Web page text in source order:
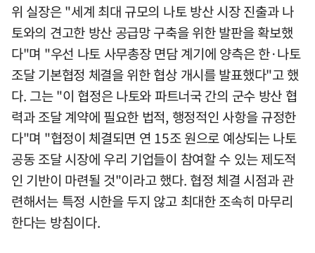
위 실장은 "세계 최대 규모의 나토 방산 시장 진출과 나
토와의 견고한 방산 공급망 구축을 위한 발판을 확보했
다"며 "우선 나토 사무총장 면담 계기에 양측은 한·나토
조달 기본협정 체결을 위한 협상 개시를 발표했다"고 했
다. 그는 "이 협정은 나토와 파트너국 간의 군수 방산 협
력과 조달 계약에 필요한 법적, 행정적인 사항을 규정한
다"며 "협정이 체결되면 연 15조 원으로 예상되는 나토
공동 조달 시장에 우리 기업들이 참여할 수 있는 제도적
인 기반이 마련될 것"이라고 했다. 협정 체결 시점과 관
련해서는 특정 시한을 두지 않고 최대한 조속히 마무리
한다는 방침이다.